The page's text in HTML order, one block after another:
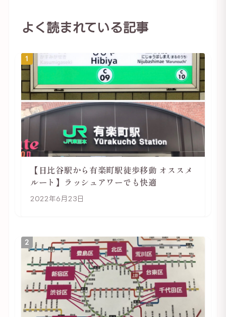
よく読まれている記事
1
【日比谷駅から有楽町駅徒歩移動 オススメ
ルート】ラッシュアワーでも快適
2022年6月23日
2